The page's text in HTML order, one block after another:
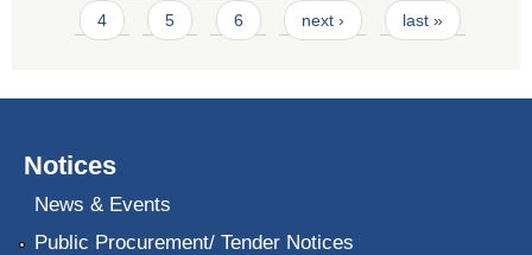
4 5 6 next › last »
Notices
News & Events
Public Procurement/ Tender Notices